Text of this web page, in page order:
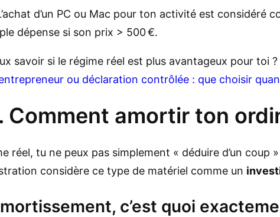
d’un PC ou Mac pour ton activité est considéré
dépense si son prix > 500 €.
savoir si le régime réel est plus avantageux pour toi ?
ou déclaration contrôlée : que choisir
Comment amortir ton
réel, tu ne peux pas simplement « déduire d’un coup
considère ce type de matériel comme un
c’est quoi